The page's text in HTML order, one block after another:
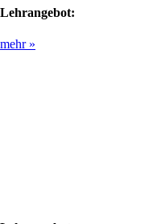
Lehrangebot:
mehr »